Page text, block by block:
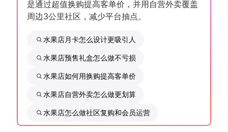
是通过超值换购提高客单价，并用自营外卖覆盖
周边3公里社区，减少平台抽点。
水果店月卡怎么设计更吸引人
水果店预售礼盒怎么做不亏损
水果店如何用换购提高客单价
水果店自营外卖怎么做更划算
水果店怎么做社区复购和会员运营